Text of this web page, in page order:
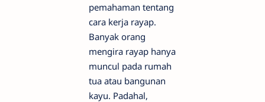
pemahaman tentang
cara kerja rayap.
Banyak orang
mengira rayap hanya
muncul pada rumah
tua atau bangunan
kayu. Padahal,